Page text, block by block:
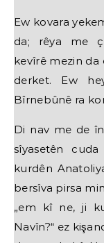
Ew kovara
da; rêya me
kevîrê mezin da
derket. Ew
Bîrnebûnê ra
Di nav me de
sîyasetên
kurdên
bersîva pirsa
„em kî ne, ji
Navîn?“ ez